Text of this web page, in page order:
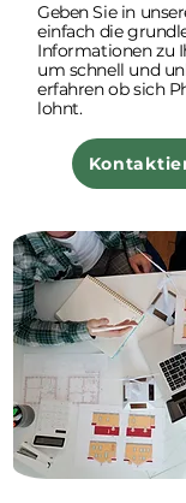
Geben Sie in
einfach die
Informationen zu
um schnell und
erfahren ob sich
lohnt.